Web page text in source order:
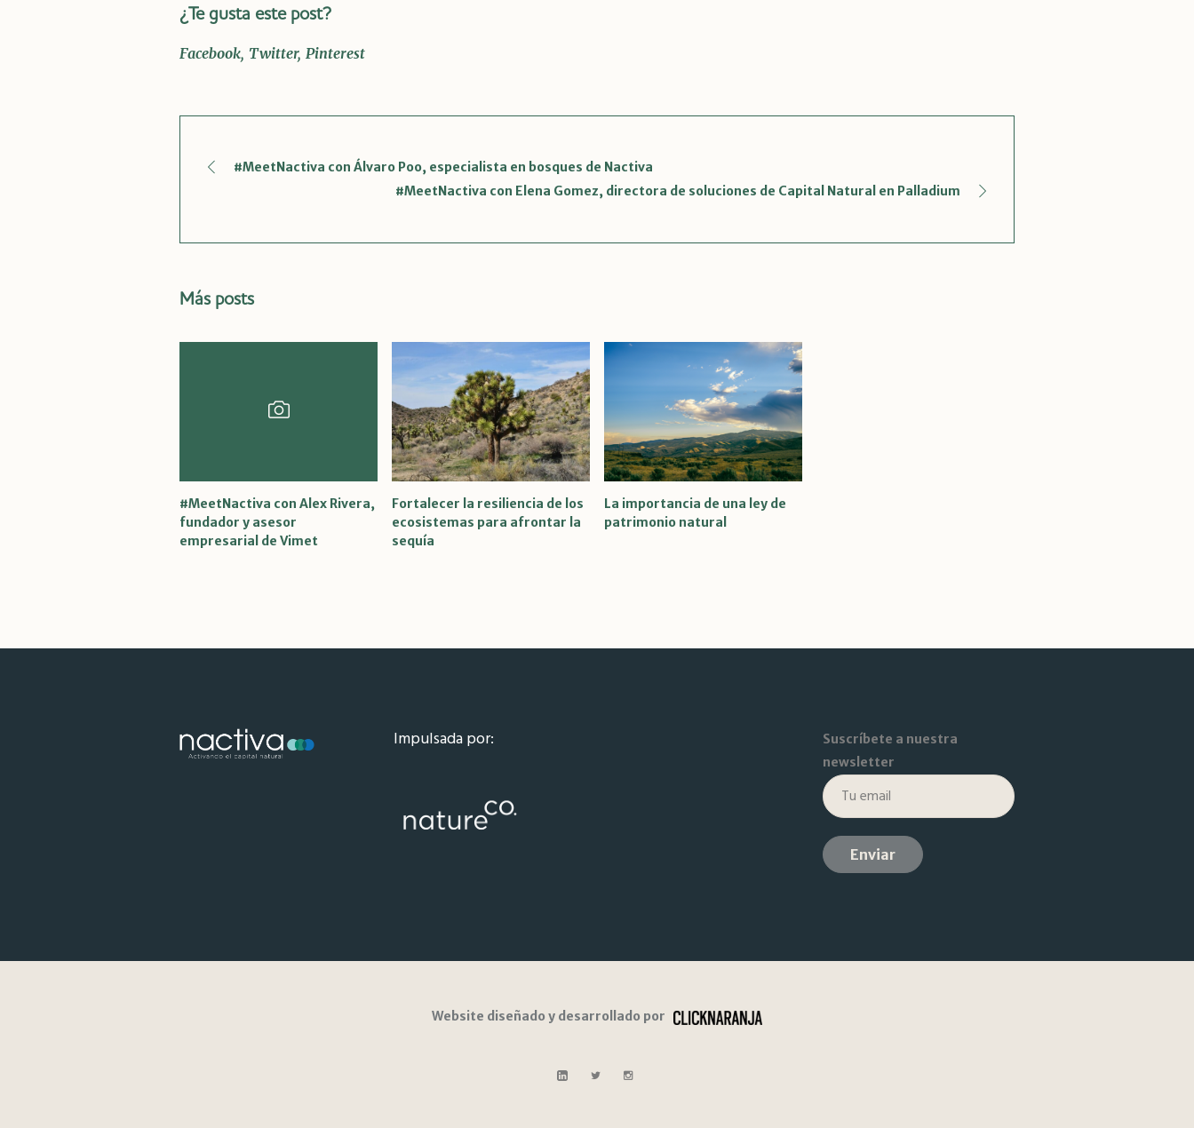
¿Te gusta este post?
Facebook Twitter Pinterest
#MeetNactiva con Álvaro Poo, especialista en bosques de Nactiva
#MeetNactiva con Elena Gomez, directora de soluciones de Capital Natural en Palladium
Más posts
#MeetNactiva con Alex Rivera,
fundador y asesor
empresarial de Vimet
Fortalecer la resiliencia de los
ecosistemas para afrontar la
sequía
La importancia de una ley de
patrimonio natural
Impulsada por:
Suscríbete a nuestra
newsletter
Website diseñado y desarrollado por